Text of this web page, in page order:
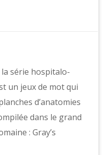
la série hospitalo-
un jeux de mot qui
d’anatomies
dans le grand
: Gray’s